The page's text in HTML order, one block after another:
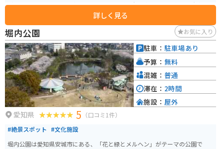
どもあります。バイクは中まで入れませんが、自転車とともに専用の駐車場
詳しく見る
堀内公園 お気に入り
愛知県 5 （口コミ1件）
#絶景スポット #文化施設
堀内公園は愛知県安城市にある、「花と緑とメルヘン」がテーマの公園で
駐車： 駐車場あり
予算： 無料
混雑： 普通
滞在： 2時間
施設： 屋外